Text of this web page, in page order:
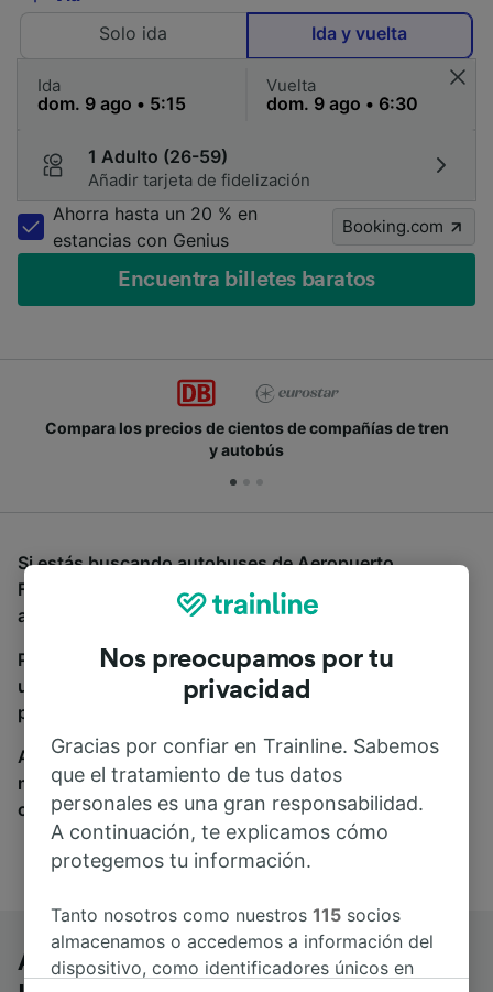
Solo ida
Ida y vuelta
Ida Vuelta
1 Adulto (26-59)
Añadir tarjeta de fidelización
Ahorra hasta un 20 % en
estancias con Genius
Booking.com
Encuentra billetes baratos
Compara los precios de cientos de compañías de tren
y autobús
Si estás buscando autobuses de Aeropuerto
Frankfurt a Venezia Santa Lucia, estás en el sitio
adecuado.
Para encontrar billetes de autobús, simplemente haz
una búsqueda y nosotros compararemos horarios y
precios tanto de tren como de autobús.
A donde quiera que vayas, tu viaje empieza con
nosotros. Encuentra billetes de más de 170
compañías de tren y autobús.
Aeropuerto Frankfurt a Venezia Santa
Nos preocupamos por tu
privacidad
Gracias por confiar en Trainline. Sabemos
que el tratamiento de tus datos
personales es una gran responsabilidad.
A continuación, te explicamos cómo
protegemos tu información.
Tanto nosotros como nuestros115 socios
almacenamos o accedemos a información del
dispositivo, como identificadores únicos en